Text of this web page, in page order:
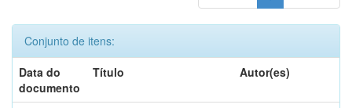
Conjunto de itens:
Data do
documento
Título Autor(es)